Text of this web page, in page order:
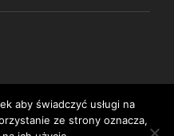
SZCZECIN ALL RIGHT
aby świadczyć usługi na
ze strony oznacza,